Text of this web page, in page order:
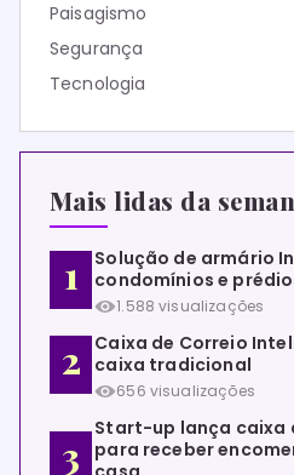
Paisagismo
Segurança
Tecnologia
Mais lidas da
Solução de armário
condomínios e
1.588 visualizações
Caixa de Correio
caixa tradicional
656 visualizações
Start-up lança caixa
para receber